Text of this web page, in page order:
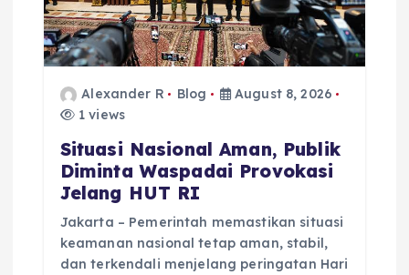
Alexander R Blog
August 8, 2026
1 views
Situasi Nasional Aman, Publik
Diminta Waspadai Provokasi
Jelang HUT RI
Jakarta – Pemerintah memastikan situasi
keamanan nasional tetap aman, stabil,
dan terkendali menjelang peringatan Hari